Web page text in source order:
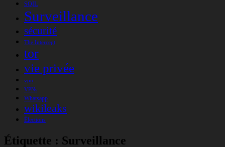
SQIL
Surveillance
sécurité
The Intercept
tor
vie privée
vpn
VPNs
Whatsapp
wikileaks
Élections
Étiquette : Surveillance